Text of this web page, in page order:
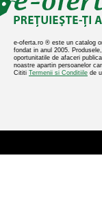
e-oferta.ro ® este un catalog
fondat in anul 2005.
oportunitatile de afaceri
noastre apartin persoanelor
Cititi Termenii si Conditiile de